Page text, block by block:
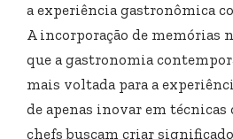
a experiência gastronômica
A incorporação de memórias
que a gastronomia
mais voltada para a
de apenas inovar em técnicas
chefs buscam criar